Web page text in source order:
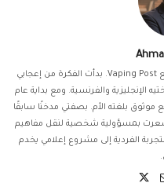
المسؤول عن إطلاق النسخة العربية من موقع Vaping Post. بدأت الفكرة من إعجابي
الإنجليزية والفرنسية. ومع بداية عام
موثوق بلغته الأم. بصفتي مدخنًا سابقًا
شعرت بمسؤولية شخصية لنقل مفاهيم
الفردية إلى مشروع إعلامي يخدم